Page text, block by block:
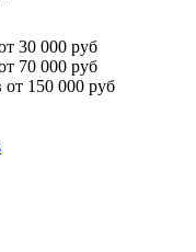
30 000 руб
70 000 руб
150 000 руб